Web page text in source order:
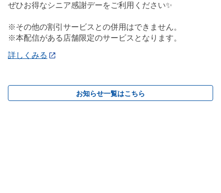
ぜひお得なシニア感謝デーをご利用ください✨
※その他の割引サービスとの併用はできません。
※本配信がある店舗限定のサービスとなります。
詳しくみる
お知らせ一覧はこちら